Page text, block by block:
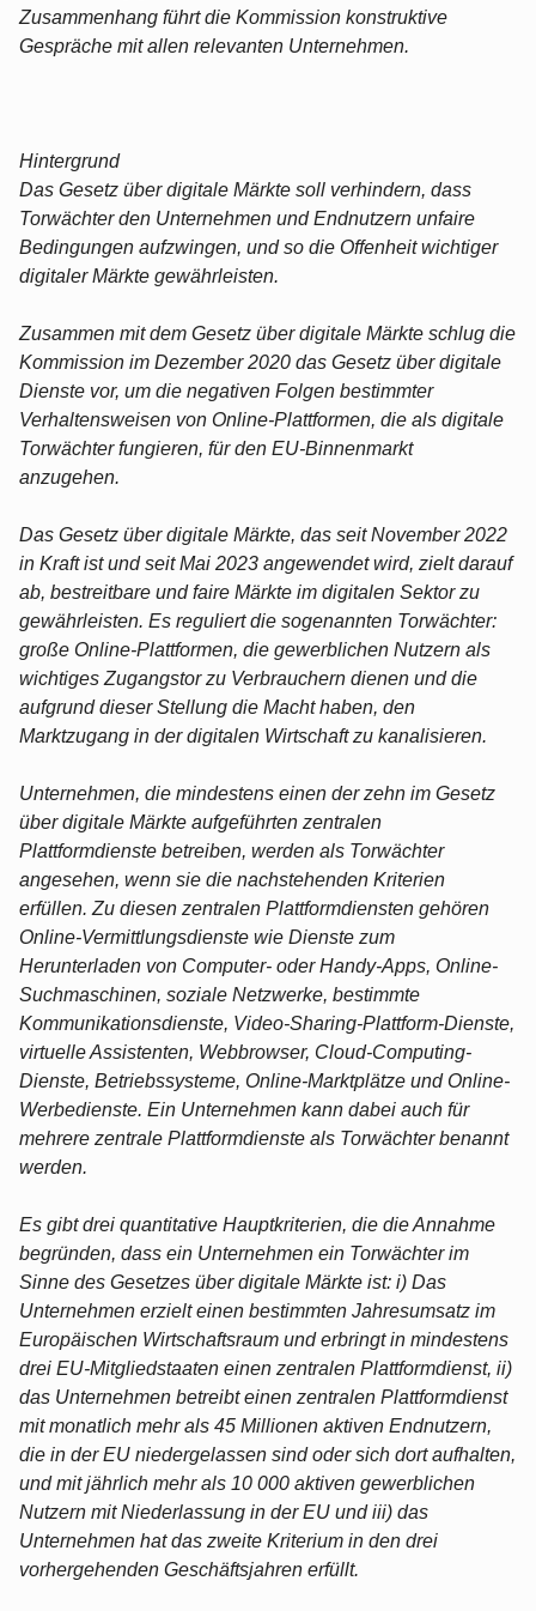
Zusammenhang führt die Kommission konstruktive
Gespräche mit allen relevanten Unternehmen.
Hintergrund
Das Gesetz über digitale Märkte soll verhindern, dass
Torwächter den Unternehmen und Endnutzern unfaire
Bedingungen aufzwingen, und so die Offenheit wichtiger
digitaler Märkte gewährleisten.
Zusammen mit dem Gesetz über digitale Märkte schlug die
Kommission im Dezember 2020 das Gesetz über digitale
Dienste vor, um die negativen Folgen bestimmter
Verhaltensweisen von Online-Plattformen, die als digitale
Torwächter fungieren, für den EU-Binnenmarkt
anzugehen.
Das Gesetz über digitale Märkte, das seit November 2022
in Kraft ist und seit Mai 2023 angewendet wird, zielt darauf
ab, bestreitbare und faire Märkte im digitalen Sektor zu
gewährleisten. Es reguliert die sogenannten Torwächter:
große Online-Plattformen, die gewerblichen Nutzern als
wichtiges Zugangstor zu Verbrauchern dienen und die
aufgrund dieser Stellung die Macht haben, den
Marktzugang in der digitalen Wirtschaft zu kanalisieren.
Unternehmen, die mindestens einen der zehn im Gesetz
über digitale Märkte aufgeführten zentralen
Plattformdienste betreiben, werden als Torwächter
angesehen, wenn sie die nachstehenden Kriterien
erfüllen. Zu diesen zentralen Plattformdiensten gehören
Online-Vermittlungsdienste wie Dienste zum
Herunterladen von Computer- oder Handy-Apps, Online-
Suchmaschinen, soziale Netzwerke, bestimmte
Kommunikationsdienste, Video-Sharing-Plattform-Dienste,
virtuelle Assistenten, Webbrowser, Cloud-Computing-
Dienste, Betriebssysteme, Online-Marktplätze und Online-
Werbedienste. Ein Unternehmen kann dabei auch für
mehrere zentrale Plattformdienste als Torwächter benannt
werden.
Es gibt drei quantitative Hauptkriterien, die die Annahme
begründen, dass ein Unternehmen ein Torwächter im
Sinne des Gesetzes über digitale Märkte ist: i) Das
Unternehmen erzielt einen bestimmten Jahresumsatz im
Europäischen Wirtschaftsraum und erbringt in mindestens
drei EU-Mitgliedstaaten einen zentralen Plattformdienst, ii)
das Unternehmen betreibt einen zentralen Plattformdienst
mit monatlich mehr als 45 Millionen aktiven Endnutzern,
die in der EU niedergelassen sind oder sich dort aufhalten,
und mit jährlich mehr als 10 000 aktiven gewerblichen
Nutzern mit Niederlassung in der EU und iii) das
Unternehmen hat das zweite Kriterium in den drei
vorhergehenden Geschäftsjahren erfüllt.